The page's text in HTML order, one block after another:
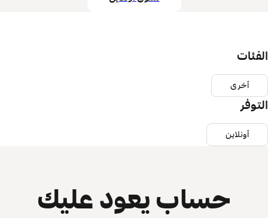
الفئات
أخرى
التوفر
أونلاين
حساب يعود عليك